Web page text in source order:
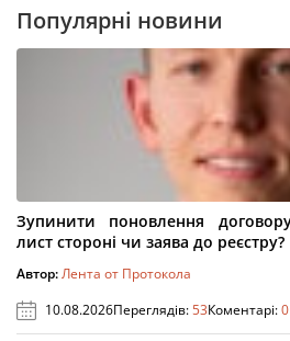
Популярні новини
Зупинити поновлення
лист стороні чи заява до реєстру?
Автор:Лента от Протокола
10.08.2026Переглядів:53Коментарі:0